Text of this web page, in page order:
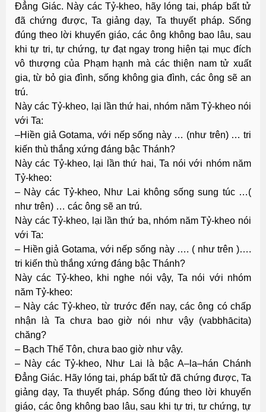
Ðẳng Giác. Này các Tỷ-kheo, hãy lóng tai, pháp bất tử
đã chứng được, Ta giảng dạy, Ta thuyết pháp. Sống
đúng theo lời khuyến giáo, các ông không bao lâu, sau
khi tự tri, tự chứng, tự đạt ngay trong hiện tại mục đích
vô thượng của Phạm hạnh mà các thiện nam tử xuất
gia, từ bỏ gia đình, sống không gia đình, các ông sẽ an
trú.
Này các Tỷ-kheo, lại lần thứ hai, nhóm năm Tỷ-kheo nói
với Ta:
–Hiền giả Gotama, với nếp sống này … (như trên) … tri
kiến thù thắng xứng đáng bậc Thánh?
Này các Tỷ-kheo, lại lần thứ hai, Ta nói với nhóm năm
Tỷ-kheo:
– Này các Tỷ-kheo, Như Lai không sống sung túc …(
như trên) … các ông sẽ an trú.
Này các Tỷ-kheo, lại lần thứ ba, nhóm năm Tỷ-kheo nói
với Ta:
– Hiền giả Gotama, với nếp sống này …. ( như trên )….
tri kiến thù thắng xứng đáng bậc Thánh?
Này các Tỷ-kheo, khi nghe nói vậy, Ta nói với nhóm
năm Tỷ-kheo:
– Này các Tỷ-kheo, từ trước đến nay, các ông có chấp
nhận là Ta chưa bao giờ nói như vậy (vabbhācita)
chăng?
– Bạch Thế Tôn, chưa bao giờ như vậy.
– Này các Tỷ-kheo, Như Lai là bậc A–la–hán Chánh
Ðẳng Giác. Hãy lóng tai, pháp bất tử đã chứng được, Ta
giảng dạy, Ta thuyết pháp. Sống đúng theo lời khuyến
giáo, các ông không bao lâu, sau khi tự tri, tư chứng, tự